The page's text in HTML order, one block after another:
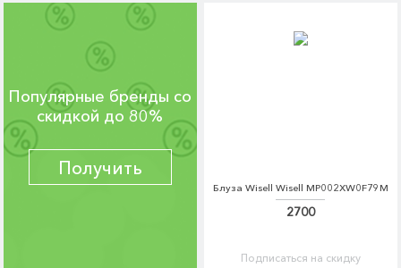
Популярные бренды со
скидкой до 80%
Получить
Блуза Wisell Wisell MP002XW0F79M
2700
Подписаться на скидку